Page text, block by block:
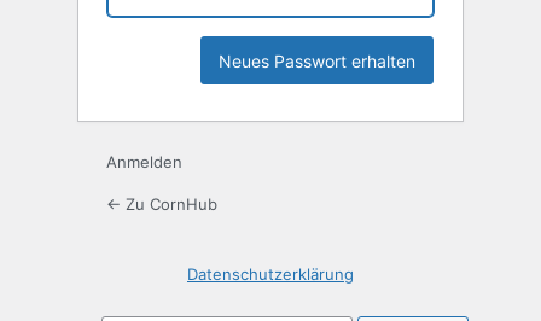
Anmelden
← Zu CornHub
Datenschutzerklärung